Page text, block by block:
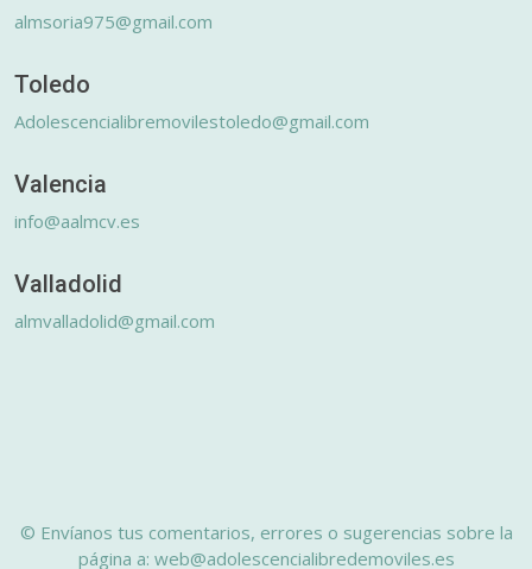
almsoria975@gmail.com
Toledo
Adolescencialibremovilestoledo@gmail.com
Valencia
info@aalmcv.es
Valladolid
almvalladolid@gmail.com
© Envíanos tus comentarios, errores o sugerencias sobre la
página a: web@adolescencialibredemoviles.es